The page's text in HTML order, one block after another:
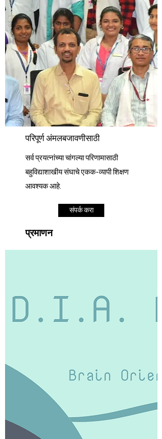
परिपूर्ण अंमलबजावणीसाठी
सर्व प्रयत्नांच्या चांगल्या परिणामासाठी
बहुविद्याशाखीय संघाचे एकक-व्यापी शिक्षण
आवश्यक आहे.
संपर्क करा
प्रमाणन